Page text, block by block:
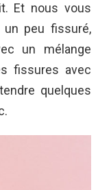
Et nous vous
peu fissuré,
un mélange
fissures avec
quelques